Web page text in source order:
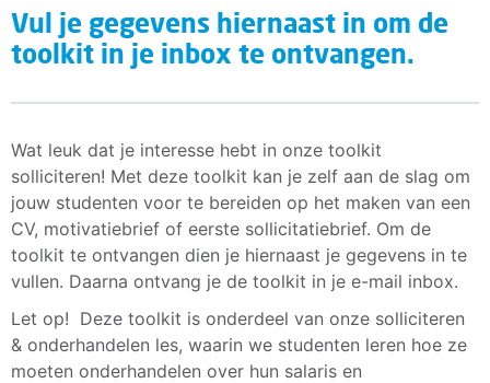
Vul je gegevens hiernaast in om de
toolkit in je inbox te ontvangen.
Wat leuk dat je interesse hebt in onze toolkit
solliciteren! Met deze toolkit kan je zelf aan de slag om
jouw studenten voor te bereiden op het maken van een
CV, motivatiebrief of eerste sollicitatiebrief. Om de
toolkit te ontvangen dien je hiernaast je gegevens in te
vullen. Daarna ontvang je de toolkit in je e-mail inbox.
Let op! Deze toolkit is onderdeel van onze solliciteren
& onderhandelen les, waarin we studenten leren hoe ze
moeten onderhandelen over hun salaris en